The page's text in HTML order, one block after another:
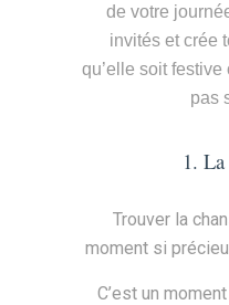
de votre
invités et crée
qu’elle soit
pas
1.
Trouver la
moment si
C’est un